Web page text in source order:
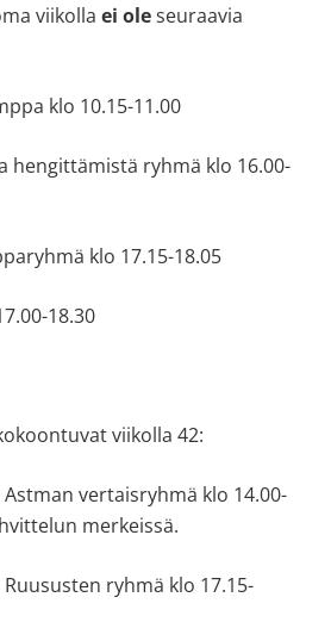
viikolla ei oleseuraavia
klo 10.15-11.00
hengittämistä ryhmä klo 16.00-
klo 17.15-18.05
18.30
viikolla 42:
vertaisryhmä klo 14.00-
merkeissä.
ryhmä klo 17.15-